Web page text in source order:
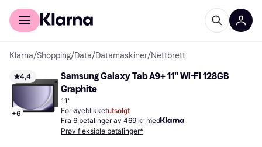
For kunder
Klarna/Shopping/Data/Datamaskiner/Nettbrett
4,4
+6
Samsung Galaxy Tab A9+ 11" Wi-Fi 128GB
Graphite
11"
For øyeblikketutsolgt
Fra 6 betalinger av 469 kr med
Prøv fleksible betalinger*